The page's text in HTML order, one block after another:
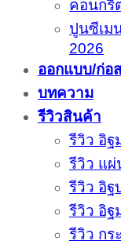
คอนกรี
ปูนซีเม
2026
ออกแบบ/ก่อ
บทความ
รีวิวสินค้า
รีวิว อิฐ
รีวิว แ
รีวิว อิฐ
รีวิว อิฐ
รีวิว กร